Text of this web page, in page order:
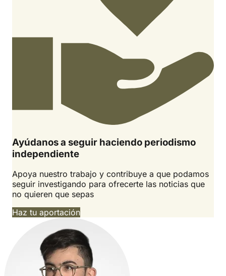
Ayúdanos a seguir haciendo periodismo
independiente
Apoya nuestro trabajo y contribuye a que podamos
seguir investigando para ofrecerte las noticias que
no quieren que sepas
Haz tu aportación